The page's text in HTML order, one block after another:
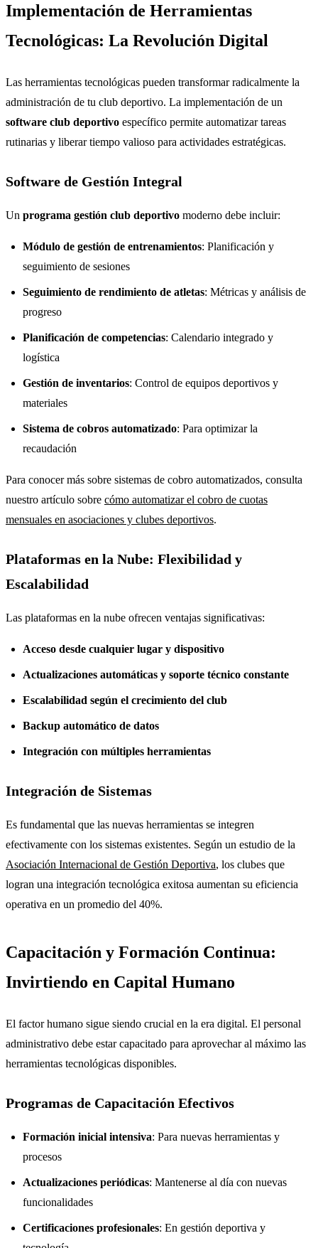
Implementación de Herramientas
Tecnológicas: La Revolución Digital
Las herramientas tecnológicas pueden transformar radicalmente la
administración de tu club deportivo. La implementación de un
software club deportivo específico permite automatizar tareas
rutinarias y liberar tiempo valioso para actividades estratégicas.
Software de Gestión Integral
Un programa gestión club deportivo moderno debe incluir:
Módulo de gestión de entrenamientos: Planificación y
seguimiento de sesiones
Seguimiento de rendimiento de atletas: Métricas y análisis de
progreso
Planificación de competencias: Calendario integrado y
logística
Gestión de inventarios: Control de equipos deportivos y
materiales
Sistema de cobros automatizado: Para optimizar la
recaudación
Para conocer más sobre sistemas de cobro automatizados, consulta
nuestro artículo sobre cómo automatizar el cobro de cuotas
mensuales en asociaciones y clubes deportivos.
Plataformas en la Nube: Flexibilidad y
Escalabilidad
Las plataformas en la nube ofrecen ventajas significativas:
Acceso desde cualquier lugar y dispositivo
Actualizaciones automáticas y soporte técnico constante
Escalabilidad según el crecimiento del club
Backup automático de datos
Integración con múltiples herramientas
Integración de Sistemas
Es fundamental que las nuevas herramientas se integren
efectivamente con los sistemas existentes. Según un estudio de la
Asociación Internacional de Gestión Deportiva, los clubes que
logran una integración tecnológica exitosa aumentan su eficiencia
operativa en un promedio del 40%.
Capacitación y Formación Continua:
Invirtiendo en Capital Humano
El factor humano sigue siendo crucial en la era digital. El personal
administrativo debe estar capacitado para aprovechar al máximo las
herramientas tecnológicas disponibles.
Programas de Capacitación Efectivos
Formación inicial intensiva: Para nuevas herramientas y
procesos
Actualizaciones periódicas: Mantenerse al día con nuevas
funcionalidades
Certificaciones profesionales: En gestión deportiva y